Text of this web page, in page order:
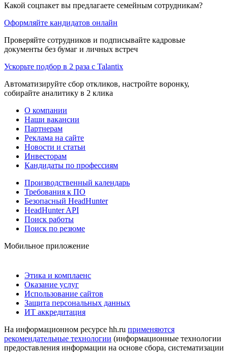
Какой соцпакет вы предлагаете семейным сотрудникам?
Оформляйте кандидатов онлайн
Проверяйте сотрудников и подписывайте кадровые
документы без бумаг и личных встреч
Ускорьте подбор в 2 раза с Talantix
Автоматизируйте сбор откликов, настройте воронку,
собирайте аналитику в 2 клика
О компании
Наши вакансии
Партнерам
Реклама на сайте
Новости и статьи
Инвесторам
Кандидаты по профессиям
Производственный календарь
Требования к ПО
Безопасный HeadHunter
HeadHunter API
Поиск работы
Поиск по резюме
Мобильное приложение
Этика и комплаенс
Оказание услуг
Использование сайтов
Защита персональных данных
ИТ аккредитация
На информационном ресурсе hh.ru применяются
рекомендательные технологии (информационные технологии
предоставления информации на основе сбора, систематизации